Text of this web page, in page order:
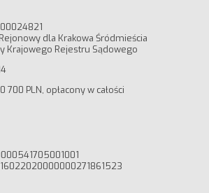
dla Krakowa Śródmieścia
Krajowego Rejestru Sądowego
700 PLN, opłacony w całości